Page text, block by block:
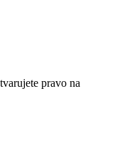
pravo na